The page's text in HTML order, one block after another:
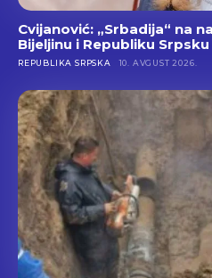
Cvijanović: „Srbadija“ na
Bijeljinu i Republiku Srpsku
REPUBLIKA SRPSKA 10. AVGUST 2026.